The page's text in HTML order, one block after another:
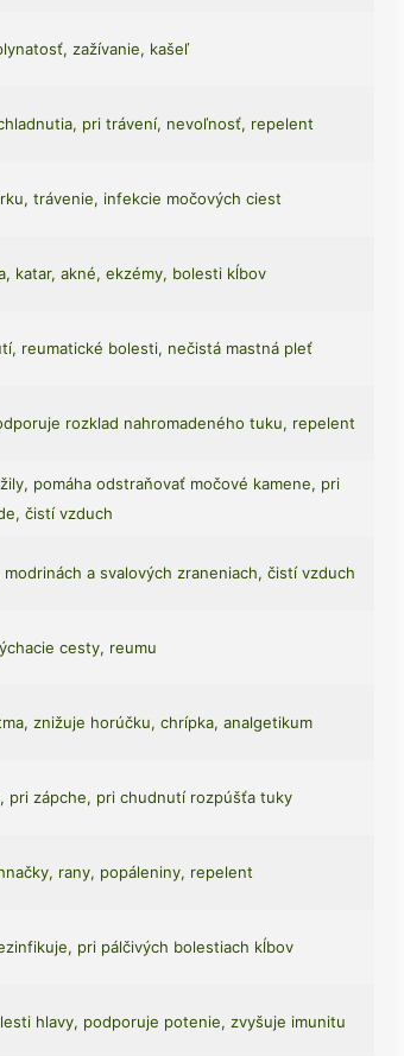
zažívanie, kašeľ
pri trávení, nevoľnosť, repelent
trávenie, infekcie močových ciest
katar, akné, ekzémy, bolesti kĺbov
reumatické bolesti, nečistá mastná pleť
rozklad nahromadeného tuku, repelent
pomáha odstraňovať močové kamene, pri
čistí vzduch
a svalových zraneniach, čistí vzduch
cesty, reumu
znižuje horúčku, chrípka, analgetikum
pri zápche, pri chudnutí rozpúšťa tuky
rany, popáleniny, repelent
pri pálčivých bolestiach kĺbov
hlavy, podporuje potenie, zvyšuje imunitu